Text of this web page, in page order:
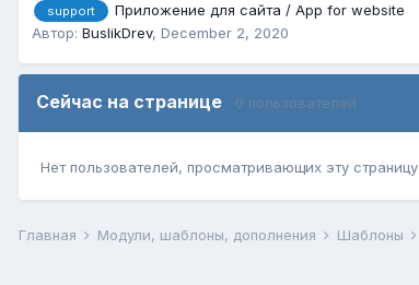
support
Приложение для сайта / App for website
Автор: BuslikDrev, December 2, 2020
Сейчас на странице 0 пользователей
Нет пользователей, просматривающих эту страницу
Главная Модули, шаблоны, дополнения Шаблоны